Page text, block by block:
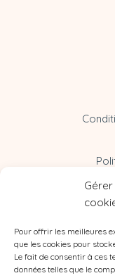
Pour offrir les meilleures
que les cookies pour
Le fait de consentir à ces
données telles que le